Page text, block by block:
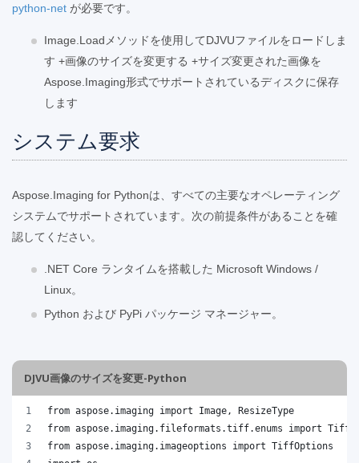
python-net が必要です。
Image.Loadメソッドを使用してDJVUファイルをロードしま
す +画像のサイズを変更する +サイズ変更された画像を
Aspose.Imaging形式でサポートされているディスクに保存
します
システム要求
Aspose.Imaging for Pythonは、すべての主要なオペレーティング
システムでサポートされています。次の前提条件があることを確
認してください。
.NET Core ランタイムを搭載した Microsoft Windows /
Linux。
Python および PyPi パッケージ マネージャー。
DJVU画像のサイズを変更-Python